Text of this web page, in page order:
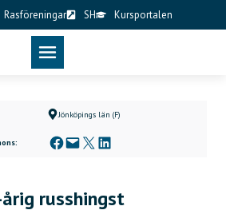
Rasföreningar SH Kursportalen
Jönköpings län (F)
Dela på Facebook Skicka denna sida med e-post Dela på X Dela på LinkedIn
russhingst